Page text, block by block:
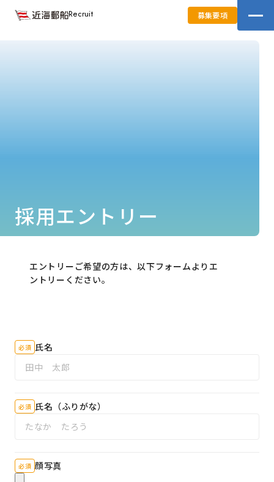
Recruit 募集要項
採用エントリー
エントリーご希望の方は、以下フォームよりエ
ントリーください。
必須 氏名
必須 氏名（ふりがな）
必須 顔写真